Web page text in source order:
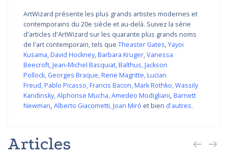
ArtWizard présente les plus grands artistes modernes et
contemporains du 20e siècle et au-delà. Suivez la série
d'articles d'ArtWizard sur les quarante plus grands noms
de l'art contemporain, tels que Theaster Gates,Yayoi
Kusama,David Hockney,Barbara Kruger,Vanessa
Beecroft,Jean-Michel Basquiat,Balthus,Jackson
Pollock, Georges Braque,Rene Magritte,Lucian
Freud,Pablo Picasso,Francis Bacon,Mark Rothko,Wassily
Kandinsky,Alphonse Mucha,Amedeo Modigliani, Barnett
Newman, Alberto Giacometti,Joan Miró et bien d'autres.
Articles